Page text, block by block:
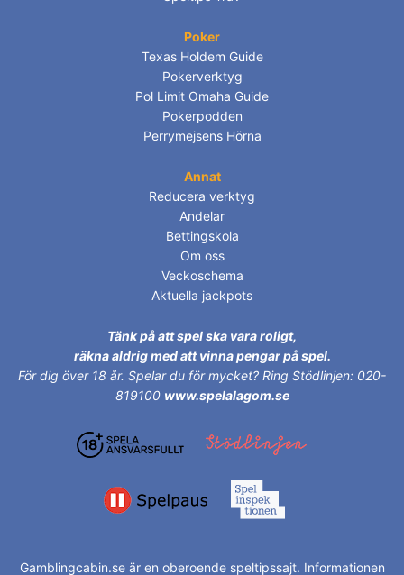
Poker
Texas Holdem Guide
Pokerverktyg
Pol Limit Omaha Guide
Pokerpodden
Perrymejsens Hörna
Annat
Reducera verktyg
Andelar
Bettingskola
Om oss
Veckoschema
Aktuella jackpots
Tänk på att spel ska vara roligt,
räkna aldrig med att vinna pengar på spel.
För dig över 18 år. Spelar du för mycket? Ring Stödlinjen: 020-
819100 www.spelalagom.se
Gamblingcabin.se är en oberoende speltipssajt. Informationen